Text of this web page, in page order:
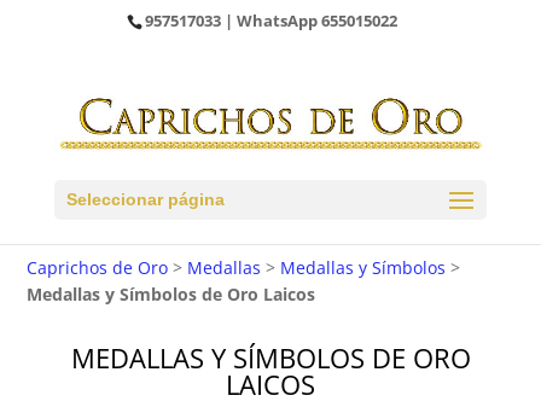
957517033 | WhatsApp655015022
Seleccionar página
Caprichos de Oro > Medallas > Medallas y Símbolos >
Medallas y Símbolos de Oro Laicos
MEDALLAS Y SÍMBOLOS DE ORO
LAICOS